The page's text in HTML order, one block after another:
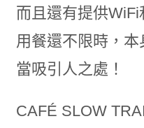
而且還有提供
用餐還不限時，
當吸引人之處！
CAFÉ SLOW